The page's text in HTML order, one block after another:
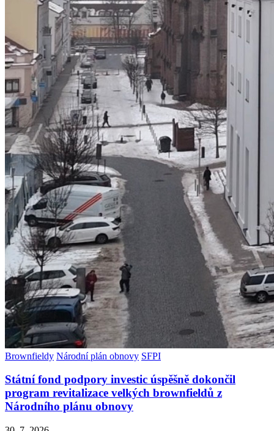
Brownfieldy Národní plán obnovy SFPI
Státní fond podpory investic úspěšně dokončil
program revitalizace velkých brownfieldů z
Národního plánu obnovy